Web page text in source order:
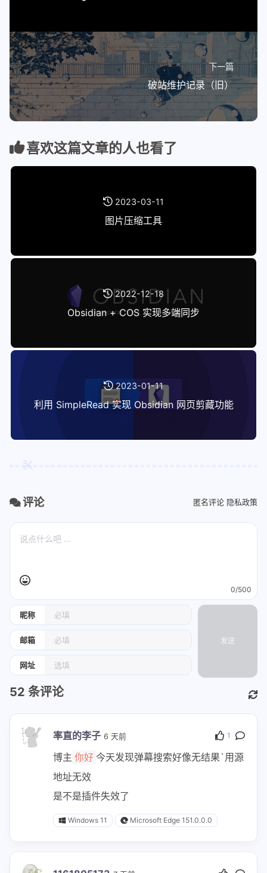
下一篇
破站维护记录（旧）
喜欢这篇文章的人也看了
2023-03-11
图片压缩工具
2022-12-18
Obsidian + COS 实现多端同步
2023-01-11
利用 SimpleRead 实现 Obsidian 网页剪藏功能
评论 匿名评论 隐私政策
昵称
邮箱
网址
0/500
发送
52 条评论
率直的李子 6 天前 1
博主 你好 今天发现弹幕搜索好像无结果`用源
地址无效
是不是插件失效了
Windows 11 Microsoft Edge 151.0.0.0